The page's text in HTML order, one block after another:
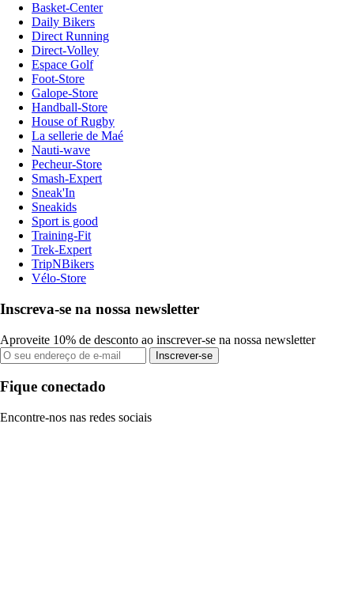
Basket-Center
Daily Bikers
Direct Running
Direct-Volley
Espace Golf
Foot-Store
Galope-Store
Handball-Store
House of Rugby
La sellerie de Maé
Nauti-wave
Pecheur-Store
Smash-Expert
Sneak'In
Sneakids
Sport is good
Training-Fit
Trek-Expert
TripNBikers
Vélo-Store
Inscreva-se na nossa newsletter
Aproveite 10% de desconto ao inscrever-se na nossa newsletter
Inscrever-se
Fique conectado
Encontre-nos nas redes sociais